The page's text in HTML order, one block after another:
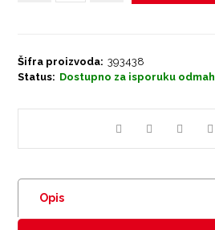
Šifra proizvoda: 393438
Status: Dostupno za isporuku odmah
Opis